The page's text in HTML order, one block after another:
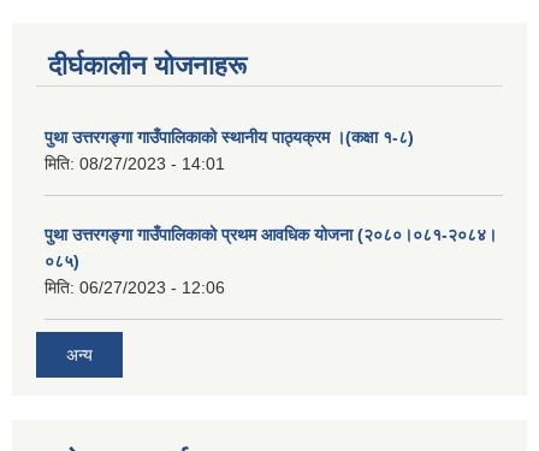
दीर्घकालीन योजनाहरू
पुथा उत्तरगङ्गा गाउँपालिकाको स्थानीय पाठ्यक्रम ।(कक्षा १-८)
मिति: 08/27/2023 - 14:01
पुथा उत्तरगङ्गा गाउँपालिकाको प्रथम आवधिक योजना (२०८०।०८१-२०८४।
०८५)
मिति: 06/27/2023 - 12:06
अन्य